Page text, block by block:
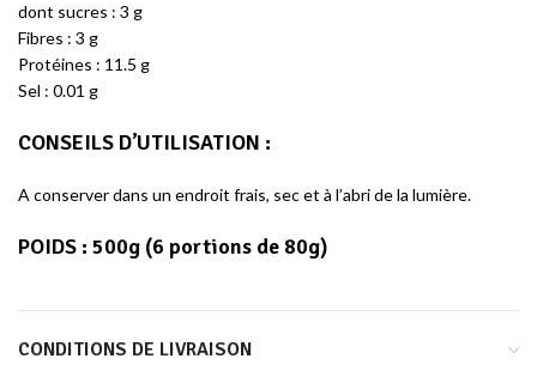
dont sucres : 3 g
Fibres : 3 g
Protéines : 11.5 g
Sel : 0.01 g
CONSEILS D’UTILISATION :
A conserver dans un endroit frais, sec et à l’abri de la lumière.
POIDS : 500g (6 portions de 80g)
CONDITIONS DE LIVRAISON